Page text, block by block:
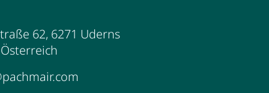
62, 6271 Uderns
Österreich